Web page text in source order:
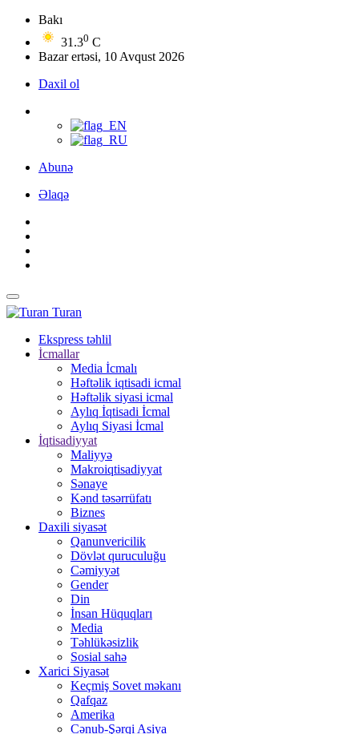
Bakı
31.30 C
Bazar ertəsi, 10 Avqust 2026
Daxil ol
Abunə
Əlaqə
Turan
Ekspress təhlil
İcmallar
Media İcmalı
Həftəlik iqtisadi icmal
Həftəlik siyasi icmal
Aylıq İqtisadi İcmal
Aylıq Siyasi İcmal
İqtisadiyyat
Maliyyə
Makroiqtisadiyyat
Sənaye
Kənd təsərrüfatı
Biznes
Daxili siyasət
Qanunvericilik
Dövlət quruculuğu
Cəmiyyət
Gender
Din
İnsan Hüquqları
Media
Təhlükəsizlik
Sosial sahə
Xarici Siyasət
Keçmiş Sovet məkanı
Qafqaz
Amerika
Cənub-Şərqi Asiya